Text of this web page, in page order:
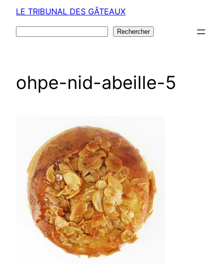
LE TRIBUNAL DES GÂTEAUX
Rechercher
ohpe-nid-abeille-5